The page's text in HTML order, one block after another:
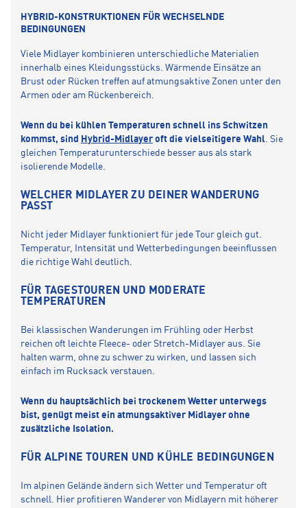
HYBRID-KONSTRUKTIONEN FÜR WECHSELNDE
BEDINGUNGEN
Viele Midlayer kombinieren unterschiedliche Materialien
innerhalb eines Kleidungsstücks. Wärmende Einsätze an
Brust oder Rücken treffen auf atmungsaktive Zonen unter den
Armen oder am Rückenbereich.
Wenn du bei kühlen Temperaturen schnell ins Schwitzen
kommst, sind Hybrid-Midlayeroft die vielseitigere Wahl. Sie
gleichen Temperaturunterschiede besser aus als stark
isolierende Modelle.
WELCHER MIDLAYER ZU DEINER WANDERUNG
PASST
Nicht jeder Midlayer funktioniert für jede Tour gleich gut.
Temperatur, Intensität und Wetterbedingungen beeinflussen
die richtige Wahl deutlich.
FÜR TAGESTOUREN UND MODERATE
TEMPERATUREN
Bei klassischen Wanderungen im Frühling oder Herbst
reichen oft leichte Fleece- oder Stretch-Midlayer aus. Sie
halten warm, ohne zu schwer zu wirken, und lassen sich
einfach im Rucksack verstauen.
Wenn du hauptsächlich bei trockenem Wetter unterwegs
bist, genügt meist ein atmungsaktiver Midlayer ohne
zusätzliche Isolation.
FÜR ALPINE TOUREN UND KÜHLE BEDINGUNGEN
Im alpinen Gelände ändern sich Wetter und Temperatur oft
schnell. Hier profitieren Wanderer von Midlayern mit höherer